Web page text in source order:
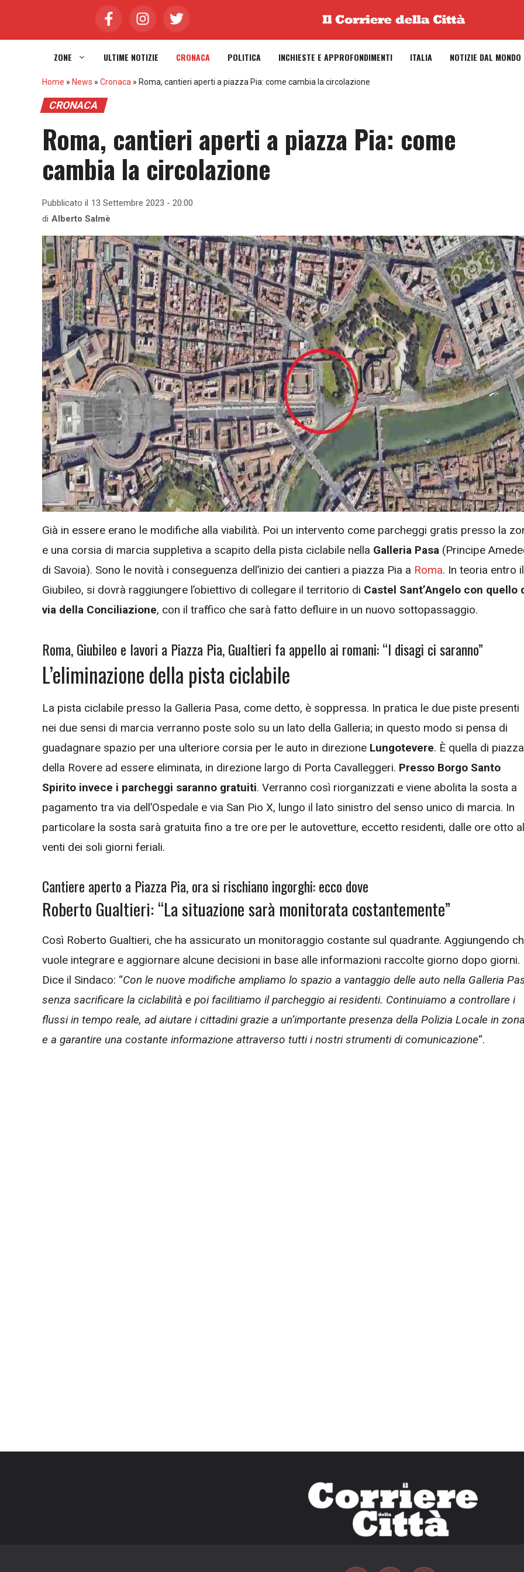
ZONE ULTIME NOTIZIE CRONACA POLITICA INCHIESTE E APPROFONDIMENTI ITALIA NOTIZIE DAL MONDO
Home » News » Cronaca » Roma, cantieri aperti a piazza Pia: come cambia la circolazione
CRONACA
Roma, cantieri aperti a piazza Pia: come
cambia la circolazione
Pubblicato il 13 Settembre 2023 - 20:00
di Alberto Salmè
Già in essere erano le modifiche alla viabilità. Poi un intervento come parcheggi gratis presso la
e una corsia di marcia suppletiva a scapito della pista ciclabile nella Galleria Pasa (Principe
di Savoia). Sono le novità i conseguenza dell’inizio dei cantieri a piazza Pia a Roma. In teoria entro il
Giubileo, si dovrà raggiungere l’obiettivo di collegare il territorio di Castel Sant’Angelo con quello
via della Conciliazione, con il traffico che sarà fatto defluire in un nuovo sottopassaggio.
Roma, Giubileo e lavori a Piazza Pia, Gualtieri fa appello ai romani: “I disagi ci saranno”
L’eliminazione della pista ciclabile
La pista ciclabile presso la Galleria Pasa, come detto, è soppressa. In pratica le due piste presenti
nei due sensi di marcia verranno poste solo su un lato della Galleria; in questo modo si pensa di
guadagnare spazio per una ulteriore corsia per le auto in direzione Lungotevere. È quella di piazza
della Rovere ad essere eliminata, in direzione largo di Porta Cavalleggeri. Presso Borgo Santo
Spirito invece i parcheggi saranno gratuiti. Verranno così riorganizzati e viene abolita la sosta a
pagamento tra via dell’Ospedale e via San Pio X, lungo il lato sinistro del senso unico di marcia. In
particolare la sosta sarà gratuita fino a tre ore per le autovetture, eccetto residenti, dalle ore otto
venti dei soli giorni feriali.
Cantiere aperto a Piazza Pia, ora si rischiano ingorghi: ecco dove
Roberto Gualtieri: “La situazione sarà monitorata costantemente”
Così Roberto Gualtieri, che ha assicurato un monitoraggio costante sul quadrante. Aggiungendo
vuole integrare e aggiornare alcune decisioni in base alle informazioni raccolte giorno dopo giorni.
Dice il Sindaco: “Con le nuove modifiche ampliamo lo spazio a vantaggio delle auto nella Galleria
senza sacrificare la ciclabilità e poi facilitiamo il parcheggio ai residenti. Continuiamo a controllare i
flussi in tempo reale, ad aiutare i cittadini grazie a un’importante presenza della Polizia Locale in zona
e a garantire una costante informazione attraverso tutti i nostri strumenti di comunicazione“.